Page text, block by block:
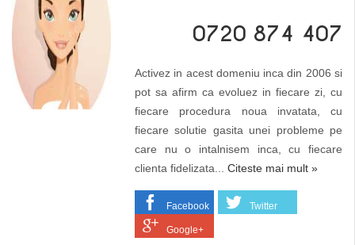
0720 874 407
Activez in acest domeniu inca din 2006 si
pot sa afirm ca evoluez in fiecare zi, cu
fiecare procedura noua invatata, cu
fiecare solutie gasita unei probleme pe
care nu o intalnisem inca, cu fiecare
clienta fidelizata... Citeste mai mult »
Facebook Twitter
Google+